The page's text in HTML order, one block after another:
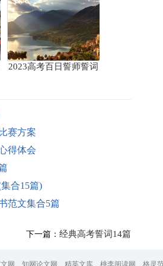
2023高考百日誓师誓词
赛方案
得体会
合15篇)
范文集合5篇
下一篇： 经典高考誓词14篇
网 知网论文网 精英文库 桃李阅读网 格灵